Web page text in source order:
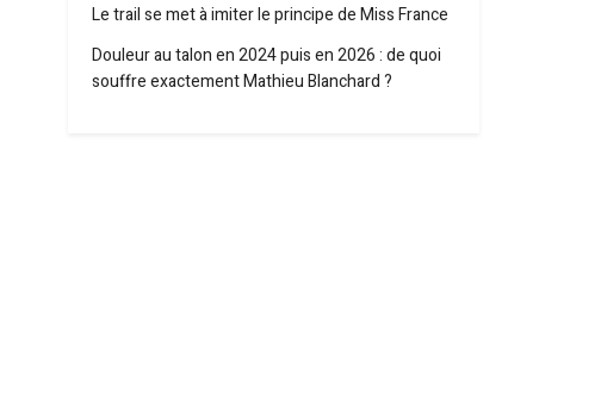
Le trail se met à imiter le principe de Miss France
Douleur au talon en 2024 puis en 2026 : de quoi
souffre exactement Mathieu Blanchard ?